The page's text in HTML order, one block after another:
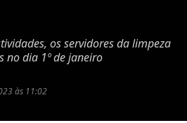
os servidores da limpeza
no dia 1º de janeiro
às 11:02